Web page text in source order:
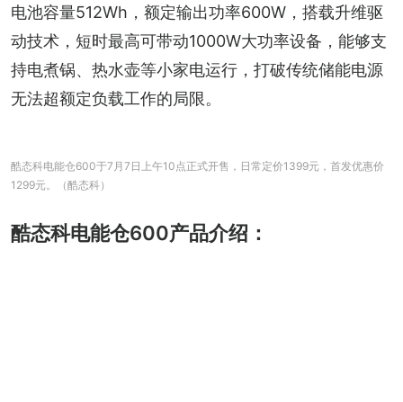
电池容量512Wh，额定输出功率600W，搭载升维驱
动技术，短时最高可带动1000W大功率设备，能够支
持电煮锅、热水壶等小家电运行，打破传统储能电源
无法超额定负载工作的局限。
酷态科电能仓600于7月7日上午10点正式开售，日常定价1399元，首发优惠价
1299元。（酷态科）
酷态科电能仓600产品介绍：